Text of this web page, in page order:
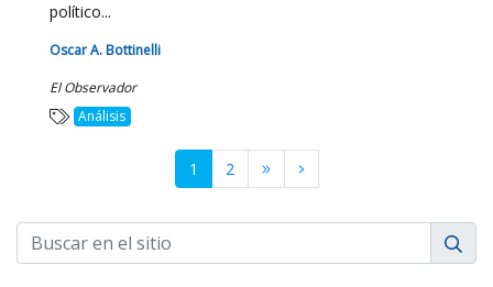
político...
Oscar A. Bottinelli
El Observador
Análisis
1 2